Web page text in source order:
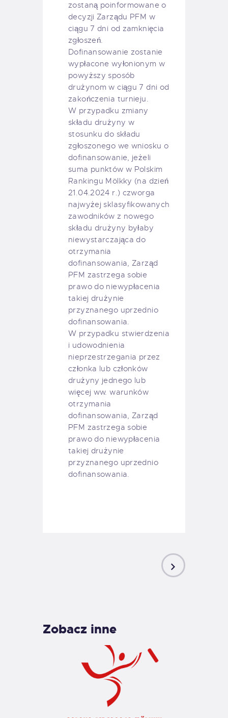
zostaną poinformowane o
decyzji Zarządu PFM w
ciągu 7 dni od zamknięcia
zgłoszeń.
Dofinansowanie zostanie
wypłacone wyłonionym w
powyższy sposób
drużynom w ciągu 7 dni od
zakończenia turnieju.
W przypadku zmiany
składu drużyny w
stosunku do składu
zgłoszonego we wniosku o
dofinansowanie, jeżeli
suma punktów w Polskim
Rankingu Mölkky (na dzień
21.04.2024 r.) czworga
najwyżej sklasyfikowanych
zawodników z nowego
składu drużyny byłaby
niewystarczająca do
otrzymania
dofinansowania, Zarząd
PFM zastrzega sobie
prawo do niewypłacenia
takiej drużynie
przyznanego uprzednio
dofinansowania.
W przypadku stwierdzenia
i udowodnienia
nieprzestrzegania przez
członka lub członków
drużyny jednego lub
więcej ww. warunków
otrzymania
dofinansowania, Zarząd
PFM zastrzega sobie
prawo do niewypłacenia
takiej drużynie
przyznanego uprzednio
dofinansowania.
Zobacz inne